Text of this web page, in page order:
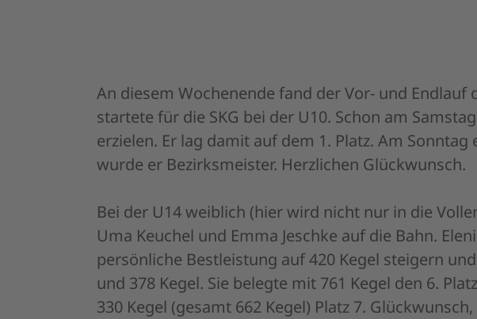
An diesem Wochenende fand der Vor- und
startete für die SKG bei der U10. Schon am
erzielen. Er lag damit auf dem 1. Platz. Am
wurde er Bezirksmeister. Herzlichen Glückwunsch.
Bei der U14 weiblich (hier wird nicht nur in die
Uma Keuchel und Emma Jeschke auf die Bahn.
persönliche Bestleistung auf 420 Kegel steigern
und 378 Kegel. Sie belegte mit 761 Kegel den 6.
330 Kegel (gesamt 662 Kegel) Platz 7.